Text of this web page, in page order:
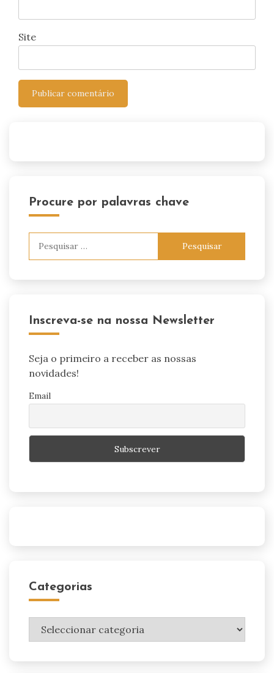
Site
Procure por palavras chave
Inscreva-se na nossa Newsletter
Seja o primeiro a receber as nossas
novidades!
Email
Categorias
Categorias